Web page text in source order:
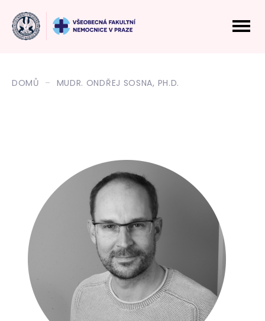
DOMŮ MUDR. ONDŘEJ SOSNA, PH.D.